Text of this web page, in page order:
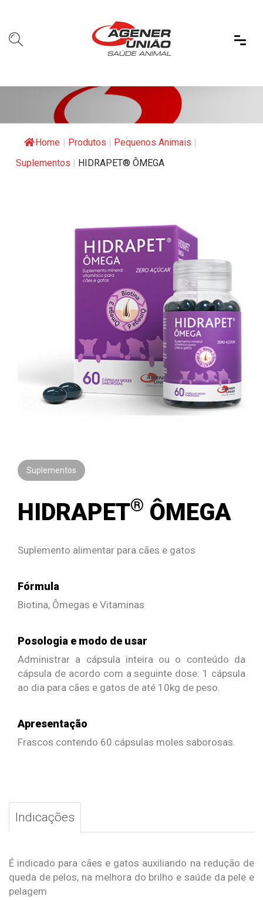
Home | Produtos | Pequenos Animais |
Suplementos | HIDRAPET® ÔMEGA
Suplementos
HIDRAPET® ÔMEGA
Suplemento alimentar para cães e gatos
Fórmula
Biotina, Ômegas e Vitaminas
Posologia e modo de usar
Administrar a cápsula inteira ou o conteúdo da
cápsula de acordo com a seguinte dose: 1 cápsula
ao dia para cães e gatos de até 10kg de peso.
Apresentação
Frascos contendo 60 cápsulas moles saborosas.
Indicações
É indicado para cães e gatos auxiliando na redução de
queda de pelos, na melhora do brilho e saúde da pele e
pelagem